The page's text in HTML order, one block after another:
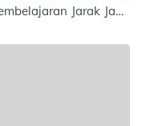
Jarak Jauh